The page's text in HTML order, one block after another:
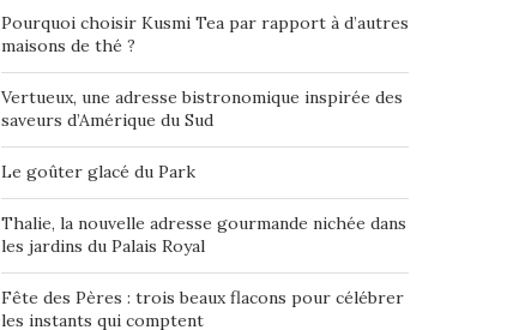
Pourquoi choisir Kusmi Tea par rapport à d’autres
maisons de thé ?
Vertueux, une adresse bistronomique inspirée des
saveurs d’Amérique du Sud
Le goûter glacé du Park
Thalie, la nouvelle adresse gourmande nichée dans
les jardins du Palais Royal
Fête des Pères : trois beaux flacons pour célébrer
les instants qui comptent